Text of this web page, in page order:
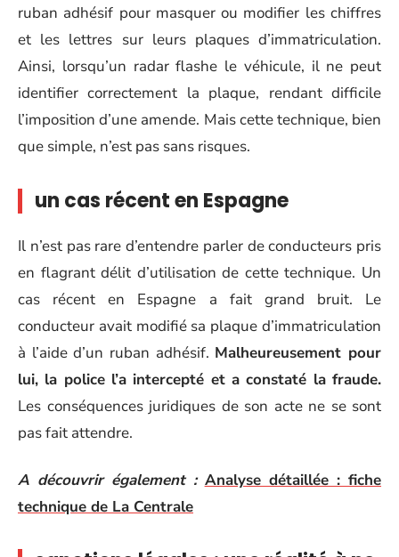
ruban adhésif pour masquer ou modifier les chiffres
et les lettres sur leurs plaques d’immatriculation.
Ainsi, lorsqu’un radar flashe le véhicule, il ne peut
identifier correctement la plaque, rendant difficile
l’imposition d’une amende. Mais cette technique, bien
que simple, n’est pas sans risques.
un cas récent en Espagne
Il n’est pas rare d’entendre parler de conducteurs pris
en flagrant délit d’utilisation de cette technique. Un
cas récent en Espagne a fait grand bruit. Le
conducteur avait modifié sa plaque d’immatriculation
à l’aide d’un ruban adhésif. Malheureusement pour
lui, la police l’a intercepté et a constaté la fraude.
Les conséquences juridiques de son acte ne se sont
pas fait attendre.
A découvrir également : Analyse détaillée : fiche
technique de La Centrale